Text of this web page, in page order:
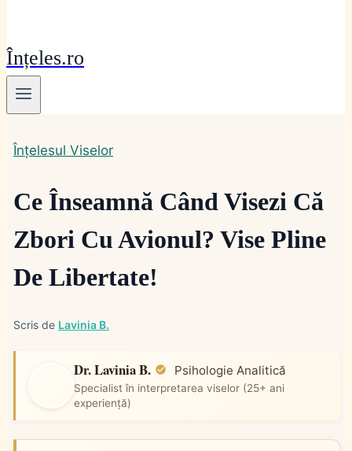
Înțeles.ro
Înțelesul Viselor
Ce Înseamnă Când Visezi Că
Zbori Cu Avionul? Vise Pline
De Libertate!
Scris de Lavinia B.
Dr. Lavinia B. Psihologie Analitică
Specialist în interpretarea viselor (25+ ani
experiență)